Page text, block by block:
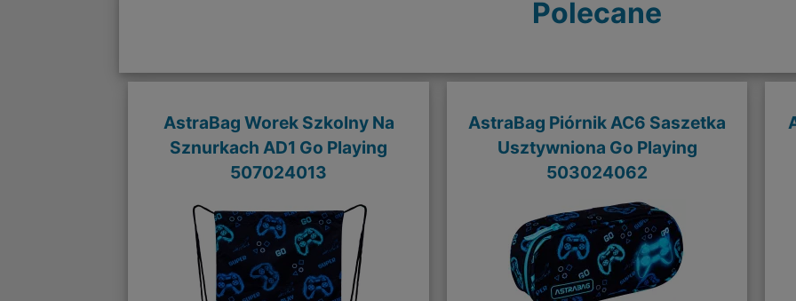
Polecane
AstraBag Worek Szkolny Na
Sznurkach AD1 Go Playing
507024013
AstraBag Piórnik AC6 Saszetka
Usztywniona Go Playing
503024062